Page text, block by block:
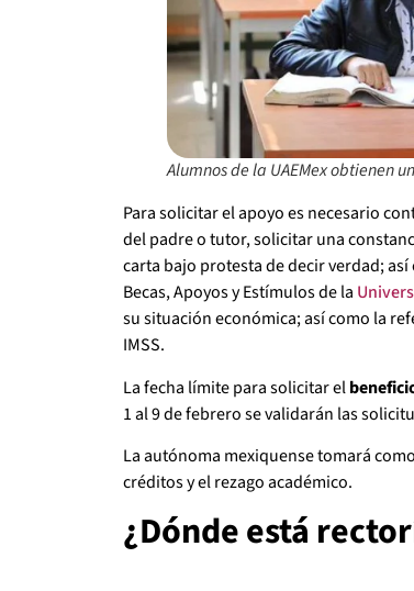
Alumnos de la UAEMex obtienen
Para solicitar el apoyo es necesario
del padre o tutor, solicitar una
carta bajo protesta de decir verdad;
Becas, Apoyos y Estímulos de la
su situación económica; así como la
IMSS.
La fecha límite para solicitar el
1 al 9 de febrero se validarán las
La autónoma mexiquense tomará
créditos y el rezago académico.
¿Dónde está